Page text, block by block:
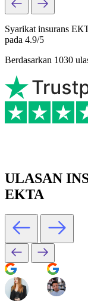
Syarikat insurans
pada 4.9/5
Berdasarkan 1030
ULASAN
EKTA